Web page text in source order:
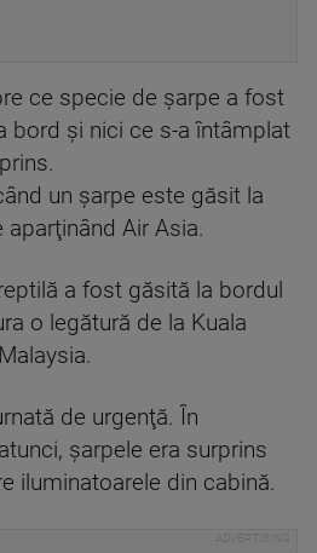
ce specie de şarpe a fost
bord şi nici ce s-a întâmplat
un şarpe este găsit la
aparţinând Air Asia.
a fost găsită la bordul
o legătură de la Kuala
de urgenţă. În
şarpele era surprins
iluminatoarele din cabină.